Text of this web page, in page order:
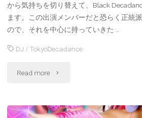
から気持ちを切り替えて、Black
ます。この出演メンバーだと恐らく正統
ので、それを中心に持っていきた …
DJ / TokyoDecadance
Read more "Tokyo
presents